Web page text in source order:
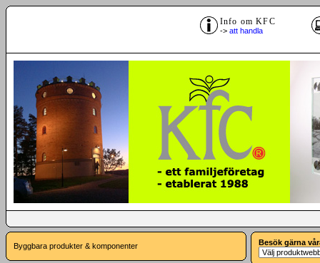
Info om KFC
-> att handla
Byggbara produkter & komponenter Besök gärna